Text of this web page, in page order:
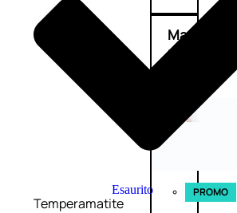
Maschere
nature
Esaurito PROMO
Temperamatite